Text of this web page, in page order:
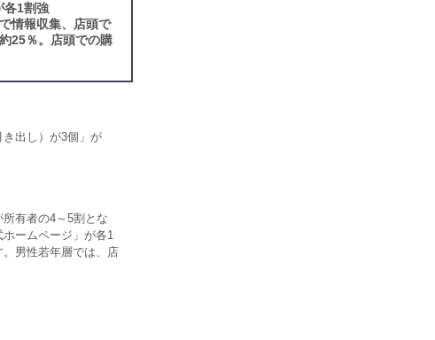
各1割強
情報収集、店頭で
25％。店頭での購
出し）が3個」が
有者の4～5割とな
ームページ」が各1
男性若年層では、店